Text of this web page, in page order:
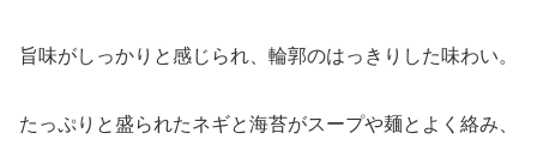
旨味がしっかりと感じられ、輪郭のはっきりした味わい。
たっぷりと盛られたネギと海苔がスープや麺とよく絡み、